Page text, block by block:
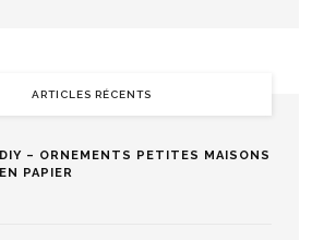
ARTICLES RÉCENTS
DIY – ORNEMENTS PETITES MAISONS
EN PAPIER